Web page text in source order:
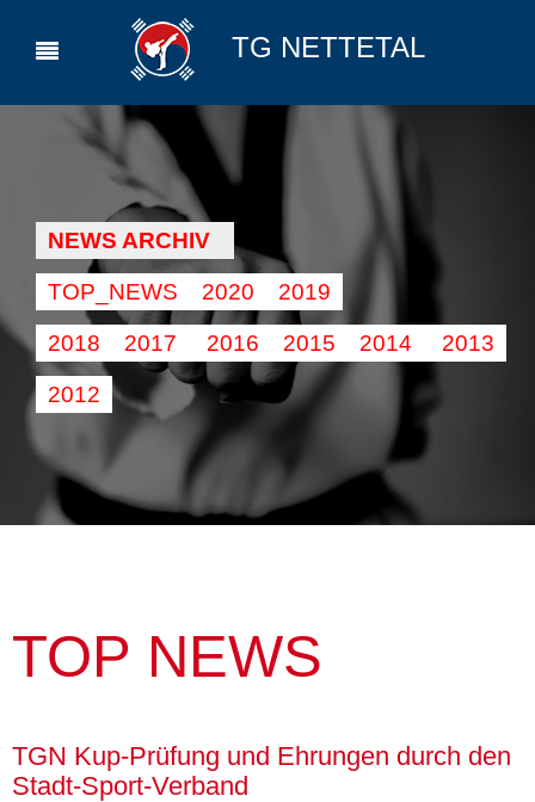
TG NETTETAL
NEWS ARCHIV
TOP_NEWS 2020 2019
2018 2017 2016 2015 2014 2013
2012
TOP NEWS
TGN Kup-Prüfung und Ehrungen durch den
Stadt-Sport-Verband